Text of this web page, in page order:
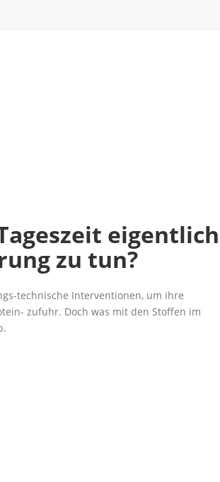
eigentlich
zu tun?
technische Interventionen, um ihre
zufuhr. Doch was mit den Stoffen im